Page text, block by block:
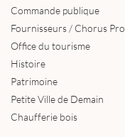
Commande publique
Fournisseurs / Chorus Pro
Office du tourisme
Histoire
Patrimoine
Petite Ville de Demain
Chaufferie bois